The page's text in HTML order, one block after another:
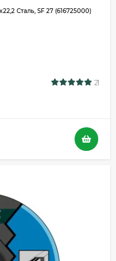
Сталь, SF 27 (616725000)
21